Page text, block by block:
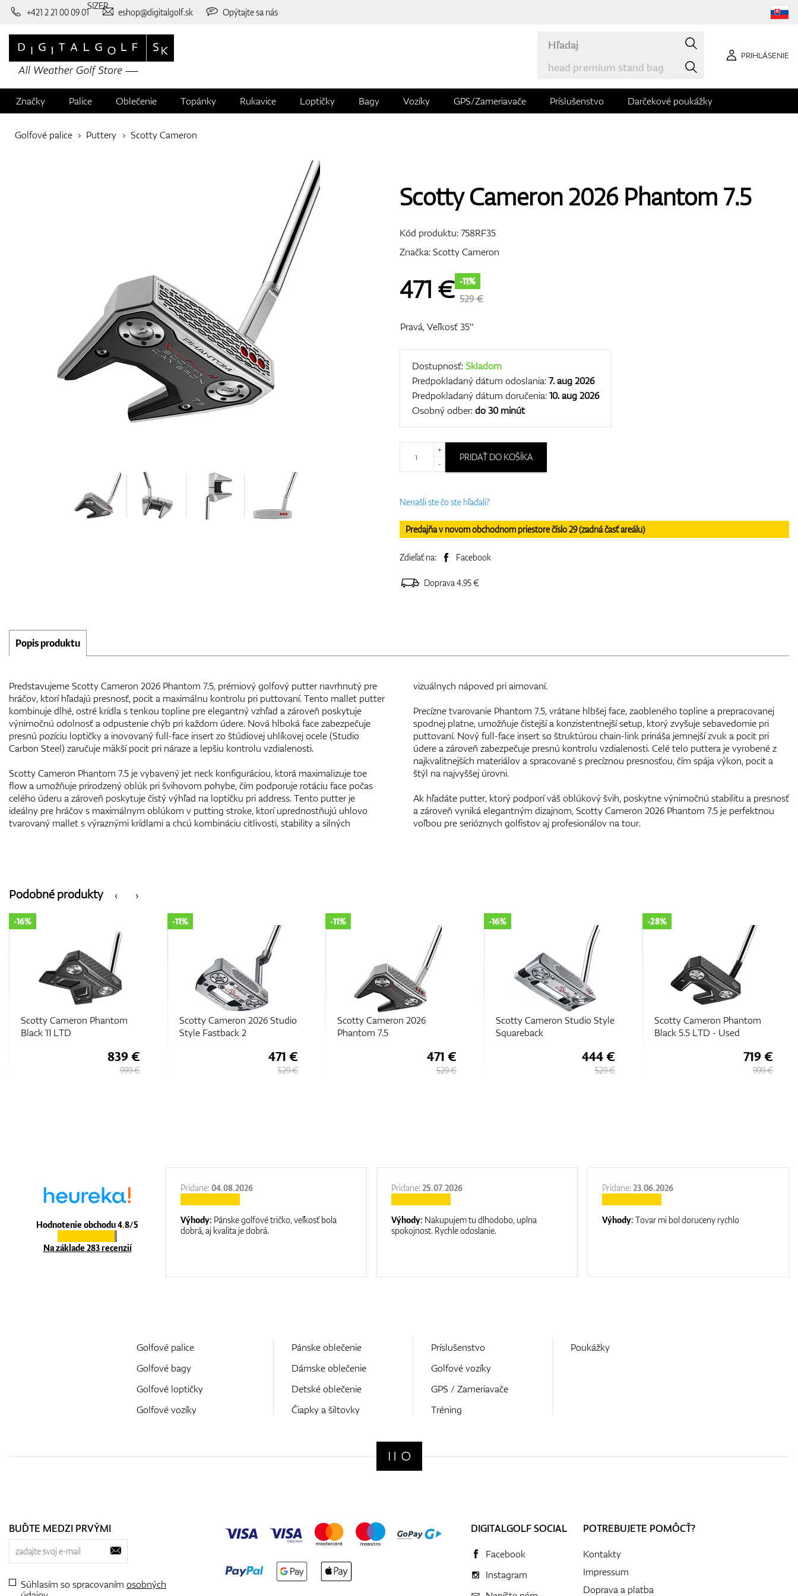
+421 2 21 00 09 01 eshop@digitalgolf.sk Opýtajte sa nás
PRIHLÁSENIE
Značky Palice Oblečenie Topánky Rukavice Loptičky Bagy Vozíky GPS/Zameriavače Príslušenstvo Darčekové poukážky
Golfové palice Puttery Scotty Cameron
Scotty Cameron 2026 Phantom 7.5
Kód produktu:758RF35
Značka:Scotty Cameron
471 € -11%
529 €
Pravá, Veľkosť 35"
Dostupnosť:Skladom
Predpokladaný dátum odoslania:7. aug 2026
Predpokladaný dátum doručenia:10. aug 2026
Osobný odber:do 30 minút
+
-
PRIDAŤ DO KOŠÍKA
Nenašli ste čo ste hľadali?
Predajňa v novom obchodnom priestore číslo 29 (zadná časť areálu)
Zdieľať na: Facebook
Doprava 4.95 €
Popis produktu
Predstavujeme Scotty Cameron 2026 Phantom 7.5, prémiový golfový putter navrhnutý pre
hráčov, ktorí hľadajú presnosť, pocit a maximálnu kontrolu pri puttovaní. Tento mallet putter
kombinuje dlhé, ostré krídla s tenkou topline pre elegantný vzhľad a zároveň poskytuje
výnimočnú odolnosť a odpustenie chýb pri každom údere. Nová hlboká face zabezpečuje
presnú pozíciu loptičky a inovovaný full-face insert zo štúdiovej uhlíkovej ocele (Studio
Carbon Steel) zaručuje mäkší pocit pri náraze a lepšiu kontrolu vzdialenosti.
Scotty Cameron Phantom 7.5 je vybavený jet neck konfiguráciou, ktorá maximalizuje toe
flow a umožňuje prirodzený oblúk pri švihovom pohybe, čím podporuje rotáciu face počas
celého úderu a zároveň poskytuje čistý výhľad na loptičku pri address. Tento putter je
ideálny pre hráčov s maximálnym oblúkom v putting stroke, ktorí uprednostňujú uhlovo
tvarovaný mallet s výraznými krídlami a chcú kombináciu citlivosti, stability a silných
vizuálnych nápoved pri aimovaní.
Precízne tvarovanie Phantom 7.5, vrátane hlbšej face, zaobleného topline a prepracovanej
spodnej platne, umožňuje čistejší a konzistentnejší setup, ktorý zvyšuje sebavedomie pri
puttovaní. Nový full-face insert so štruktúrou chain-link prináša jemnejší zvuk a pocit pri
údere a zároveň zabezpečuje presnú kontrolu vzdialenosti. Celé telo puttera je vyrobené z
najkvalitnejších materiálov a spracované s precíznou presnosťou, čím spája výkon, pocit a
štýl na najvyššej úrovni.
Ak hľadáte putter, ktorý podporí váš oblúkový švih, poskytne výnimočnú stabilitu a presnosť
a zároveň vyniká elegantným dizajnom, Scotty Cameron 2026 Phantom 7.5 je perfektnou
voľbou pre serióznych golfistov aj profesionálov na tour.
‹
Podobné produkty ›
Scotty Cameron 2026 Studio
Style Fastback 2
-11%
471 €
529 €
Scotty Cameron 2026
Phantom 7.5
-11%
471 €
529 €
Scotty Cameron Studio Style
Squareback
-16%
444 €
529 €
Scotty Cameron Phantom
Black 5.5 LTD - Used
-28%
719 €
999 €
Scotty Cameron 2026
Phantom 7 DB
-11%
471 €
529 €
Hodnotenie obchodu 4.8/5
Na základe 283 recenzií
It is a great shop where they help you
Pridane:04.08.2026
Výhody: Pánske golfové tričko, veľkosť bola
dobrá, aj kvalita je dobrá.
Pridane:25.07.2026
Výhody: Nakupujem tu dlhodobo, uplna
spokojnost. Rychle odoslanie.
Pridane:23.06.2026
Výhody:Tovar mi bol doruceny rychlo
Golfové palice
Golfové bagy
Golfové loptičky
Golfové vozíky
Pánske oblečenie
Dámske oblečenie
Detské oblečenie
Čiapky a šiltovky
Príslušenstvo
Golfové vozíky
GPS / Zameriavače
Tréning
Poukážky
BUĎTE MEDZI PRVÝMI
Súhlasím so spracovaním osobných
DIGITALGOLF SOCIAL
Facebook
Instagram
POTREBUJETE POMÔCŤ?
Kontakty
Impressum
Doprava a platba
SIZER